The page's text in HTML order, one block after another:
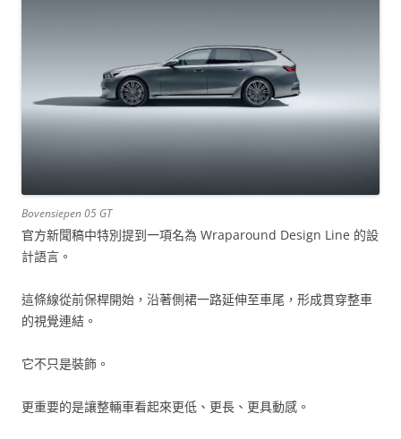
Bovensiepen 05 GT
官方新聞稿中特別提到一項名為 Wraparound Design Line 的設
計語言。
這條線從前保桿開始，沿著側裙一路延伸至車尾，形成貫穿整車
的視覺連結。
它不只是裝飾。
更重要的是讓整輛車看起來更低、更長、更具動感。